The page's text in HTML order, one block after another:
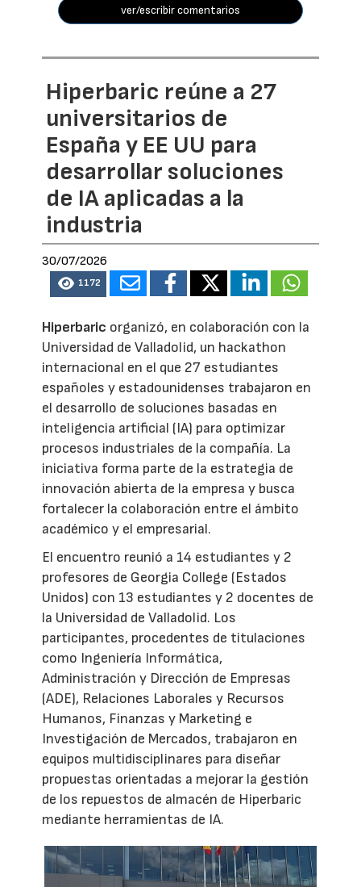
ver/escribir comentarios
Hiperbaric reúne a 27
universitarios de
España y EE UU para
desarrollar soluciones
de IA aplicadas a la
industria
30/07/2026
1172
Hiperbaric organizó, en colaboración con la
Universidad de Valladolid, un hackathon
internacional en el que 27 estudiantes
españoles y estadounidenses trabajaron en
el desarrollo de soluciones basadas en
inteligencia artificial (IA) para optimizar
procesos industriales de la compañía. La
iniciativa forma parte de la estrategia de
innovación abierta de la empresa y busca
fortalecer la colaboración entre el ámbito
académico y el empresarial.
El encuentro reunió a 14 estudiantes y 2
profesores de Georgia College (Estados
Unidos) con 13 estudiantes y 2 docentes de
la Universidad de Valladolid. Los
participantes, procedentes de titulaciones
como Ingeniería Informática,
Administración y Dirección de Empresas
(ADE), Relaciones Laborales y Recursos
Humanos, Finanzas y Marketing e
Investigación de Mercados, trabajaron en
equipos multidisciplinares para diseñar
propuestas orientadas a mejorar la gestión
de los repuestos de almacén de Hiperbaric
mediante herramientas de IA.